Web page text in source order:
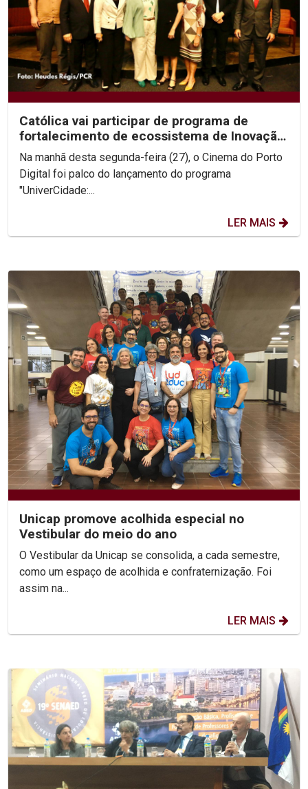
Católica vai participar de programa de
fortalecimento de ecossistema de Inovação
do Recife
Na manhã desta segunda-feira (27), o Cinema do Porto
Digital foi palco do lançamento do programa
"UniverCidade:...
LER MAIS
Unicap promove acolhida especial no
Vestibular do meio do ano
O Vestibular da Unicap se consolida, a cada semestre,
como um espaço de acolhida e confraternização. Foi
assim na...
LER MAIS